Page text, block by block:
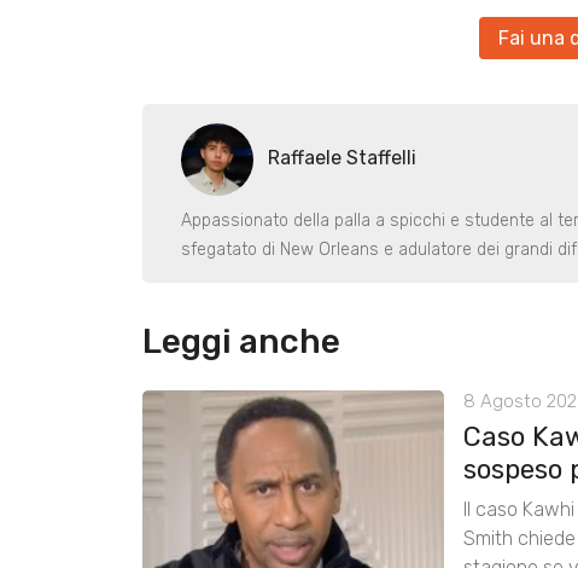
Fai una
Raffaele Staffelli
Appassionato della palla a spicchi e studente al
sfegatato di New Orleans e adulatore dei grandi
Leggi anche
8 Agosto
Caso
sospeso
Il caso
Smith chiede